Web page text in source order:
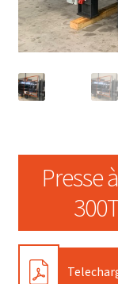
Presse
PDF